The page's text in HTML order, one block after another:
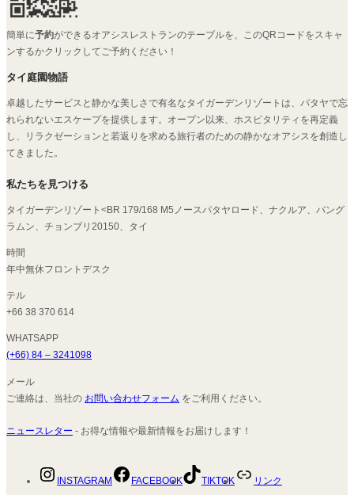
簡単に予約ができるオアシスレストランのテーブルを、このQRコードをスキャ
ンするかクリックしてご予約ください！
タイ庭園物語
卓越したサービスと静かな美しさで有名なタイガーデンリゾートは、パタヤで忘
れられないエスケープを提供します。オープン以来、ホスピタリティを再定義
し、リラクゼーションと若返りを求める旅行者のための静かなオアシスを創造し
てきました。
私たちを見つける
タイガーデンリゾート<BR 179/168 M5ノースパタヤロード、ナクルア、バング
ラムン、チョンブリ20150、タイ
時間
年中無休フロントデスク
テル
+66 38 370 614
WHATSAPP
(+66) 84 – 3241098
メール
ご連絡は、当社の お問い合わせフォーム をご利用ください。
ニュースレター - お得な情報や最新情報をお届けします！
INSTAGRAM FACEBOOK TIKTOK リンク